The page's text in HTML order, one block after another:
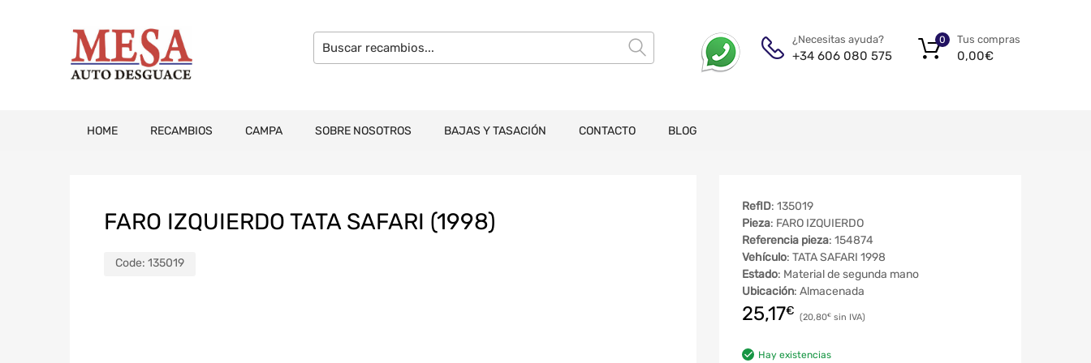
¿Necesitas ayuda?
+34 606 080 575
Tus compras
0,00€
0
HOME RECAMBIOS CAMPA SOBRE NOSOTROS BAJAS Y TASACIÓN CONTACTO BLOG
FARO IZQUIERDO TATA SAFARI (1998)
Code: 135019
RefID: 135019
Pieza: FARO IZQUIERDO
Referencia pieza: 154874
Vehículo: TATA SAFARI 1998
Estado: Material de segunda mano
Ubicación: Almacenada
25,17€ 20,80€
Hay existencias